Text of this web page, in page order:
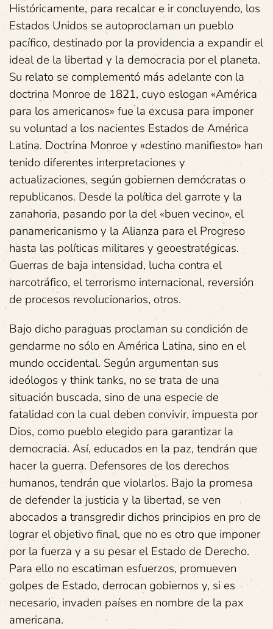
Históricamente, para recalcar e ir concluyendo, los
Estados Unidos se autoproclaman un pueblo
pacífico, destinado por la providencia a expandir el
ideal de la libertad y la democracia por el planeta.
Su relato se complementó más adelante con la
doctrina Monroe de 1821, cuyo eslogan «América
para los americanos» fue la excusa para imponer
su voluntad a los nacientes Estados de América
Latina. Doctrina Monroe y «destino manifiesto» han
tenido diferentes interpretaciones y
actualizaciones, según gobiernen demócratas o
republicanos. Desde la política del garrote y la
zanahoria, pasando por la del «buen vecino», el
panamericanismo y la Alianza para el Progreso
hasta las políticas militares y geoestratégicas.
Guerras de baja intensidad, lucha contra el
narcotráfico, el terrorismo internacional, reversión
de procesos revolucionarios, otros.
Bajo dicho paraguas proclaman su condición de
gendarme no sólo en América Latina, sino en el
mundo occidental. Según argumentan sus
ideólogos y think tanks, no se trata de una
situación buscada, sino de una especie de
fatalidad con la cual deben convivir, impuesta por
Dios, como pueblo elegido para garantizar la
democracia. Así, educados en la paz, tendrán que
hacer la guerra. Defensores de los derechos
humanos, tendrán que violarlos. Bajo la promesa
de defender la justicia y la libertad, se ven
abocados a transgredir dichos principios en pro de
lograr el objetivo final, que no es otro que imponer
por la fuerza y a su pesar el Estado de Derecho.
Para ello no escatiman esfuerzos, promueven
golpes de Estado, derrocan gobiernos y, si es
necesario, invaden países en nombre de la pax
americana.